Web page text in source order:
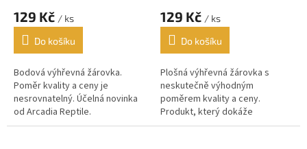
129 Kč / ks
Do košíku
Bodová výhřevná žárovka.
Poměr kvality a ceny je
nesrovnatelný. Účelná novinka
od Arcadia Reptile.
129 Kč / ks
Do košíku
Plošná výhřevná žárovka s
neskutečně výhodným
poměrem kvality a ceny.
Produkt, který dokáže
nabídnout pouze zkušený